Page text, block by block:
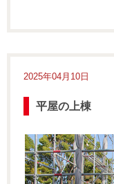
2025年04月10日
平屋の上棟